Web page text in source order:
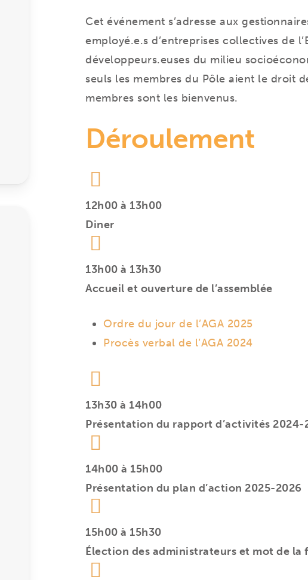
Cet événement s’adresse aux
employé.e.s d’entreprises collectives de
développeurs.euses du milieu
seuls les membres du Pôle aient le droit
membres sont les bienvenus.
Déroulement
12h00 à 13h00
Diner
13h00 à 13h30
Accueil et ouverture de l’assemblée
Ordre du jour de l’AGA 2025
Procès verbal de l’AGA 2024
13h30 à 14h00
Présentation du rapport d’activités 2024-
14h00 à 15h00
Présentation du plan d’action 2025-2026
15h00 à 15h30
Élection des administrateurs et mot de la